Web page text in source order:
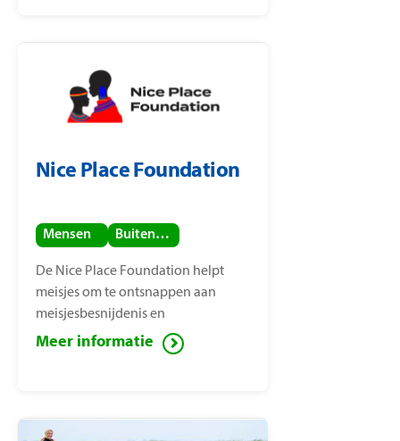
Nice Place Foundation
Mensen Buitenland
De Nice Place Foundation helpt
meisjes om te ontsnappen aan
meisjesbesnijdenis en
kindhuwelijken. De stichting is
Meer informatie